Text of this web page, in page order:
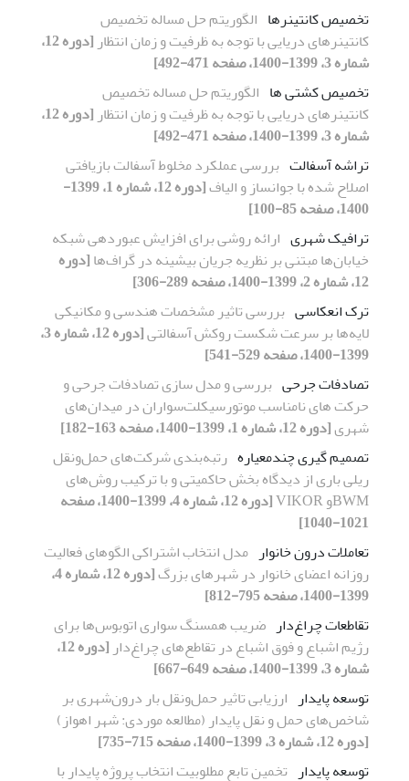
تخصیص کانتینرها الگوریتم حل مساله تخصیص
کانتینرهای دریایی با توجه به ظرفیت و زمان انتظار
[دوره 12،
شماره 3، 1399-1400، صفحه 471-492]
تخصیص کشتی ها الگوریتم حل مساله تخصیص
کانتینرهای دریایی با توجه به ظرفیت و زمان انتظار
[دوره 12،
شماره 3، 1399-1400، صفحه 471-492]
تراشه آسفالت بررسی عملکرد مخلوط آسفالت بازیافتی
اصلاح شده با جوانساز و الیاف
[دوره 12، شماره 1، 1399-
1400، صفحه 85-100]
ترافیک شهری ارائه روشی برای افزایش عبوردهی شبکه
خیابان‌ها مبتنی بر نظریه جریان بیشینه در گراف‌ها[دوره
12، شماره 2، 1399-1400، صفحه 289-306]
ترک انعکاسی بررسی تاثیر مشخصات هندسی و مکانیکی
لایه‌ها بر سرعت شکست روکش آسفالتی
[دوره 12، شماره 3،
1399-1400، صفحه 529-541]
تصادفات جرحی بررسی و مدل سازی تصادفات جرحی و
حرکت های نامناسب موتورسیکلت‌سواران در میدان‌های
شهری[دوره 12، شماره 1، 1399-1400، صفحه 163-182]
تصمیم گیری چندمعیاره رتبه‌بندی شرکت‌های حمل‌ونقل
ریلی باری از دیدگاه بخش حاکمیتی و با ترکیب روش‌های ‌
BWMو VIKOR
[دوره 12، شماره 4، 1399-1400، صفحه
1021-1040]
تعاملات درون خانوار مدل انتخاب اشتراکی الگوهای فعالیت‌
روزانه اعضای خانوار در شهرهای بزرگ
[دوره 12، شماره 4،
1399-1400، صفحه 795-812]
تقاطعات چراغ‌دار ضریب همسنگ سواری اتوبوس‌ها برای
رژیم اشباع و فوق اشباع در تقاطع‌های چراغ‌دار
[دوره 12،
شماره 3، 1399-1400، صفحه 649-667]
توسعه پایدار ارزیابی تاثیر حمل‌ونقل بار درون‌شهری بر
شاخص‌های حمل و نقل پایدار (مطالعه موردی: شهر اهواز)
[دوره 12، شماره 3، 1399-1400، صفحه 715-735]
توسعه پایدار تخمین تابع مطلوبیت انتخاب پروژه‌ پایدار با